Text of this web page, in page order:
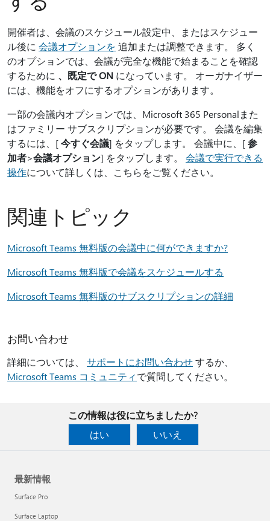
開催者は、会議のスケジュール設定中、またはスケジュー
ル後に 会議オプションを 追加または調整できます。 多く
のオプションでは、会議が完全な機能で始まることを確認
するために 、既定で ON になっています。 オーガナイザー
には、機能をオフにするオプションがあります。
一部の会議内オプションでは、Microsoft 365 Personalまた
はファミリー サブスクリプションが必要です。 会議を編集
するには、[今すぐ会議] をタップします。 会議中に、[参
加者>会議オプション] をタップします。 会議で実行できる
操作について詳しくは、こちらをご覧ください。
関連トピック
Microsoft Teams 無料版の会議中に何ができますか?
Microsoft Teams 無料版で会議をスケジュールする
Microsoft Teams 無料版のサブスクリプションの詳細
お問い合わせ
詳細については、 サポートにお問い合わせするか、
Microsoft Teams コミュニティで質問してください。
この情報は役に立ちましたか?
はい
いいえ
最新情報
Surface Pro
Surface Laptop